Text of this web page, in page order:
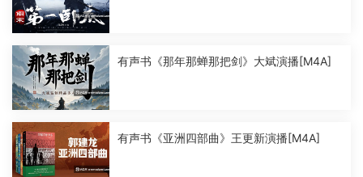
有声书《那年那蝉那把剑》大斌演播[M4A]
有声书《亚洲四部曲》王更新演播[M4A]